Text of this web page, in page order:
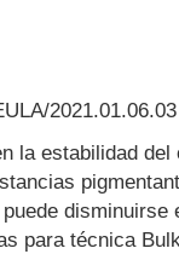
2021.01.06.03
la estabilidad
disminuirse
para técnica